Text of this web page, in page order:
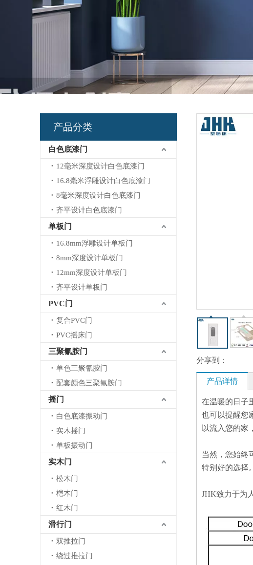
产品分类
白色底漆门
12毫米深度设计白色底漆门
16.8毫米浮雕设计白色底漆门
8毫米深度设计白色底漆门
齐平设计白色底漆门
单板门
16.8mm浮雕设计单板门
8mm深度设计单板门
12mm深度设计单板门
齐平设计单板门
PVC门
复合PVC门
PVC摇床门
三聚氰胺门
单色三聚氰胺门
配套颜色三聚氰胺门
摇门
白色底漆振动门
实木摇门
单板振动门
实木门
松木门
桤木门
红木门
滑行门
双推拉门
绕过推拉门
分享到：
产品详情
在温暖的日子
也可以提醒您
以流入您的家
当然，您始终
特别好的选择。
JHK致力于为